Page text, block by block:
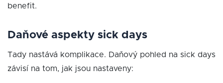
benefit.
Daňové aspekty sick days
Tady nastává komplikace. Daňový pohled na sick days
závisí na tom, jak jsou nastaveny: